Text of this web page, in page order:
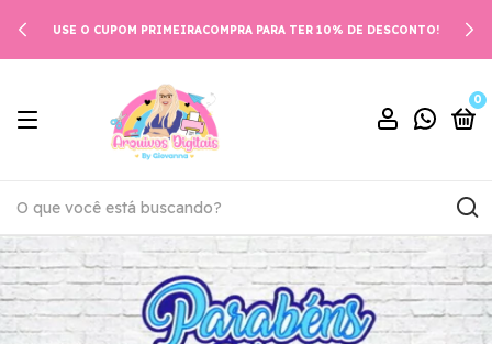
USE O CUPOM PRIMEIRACOMPRA PARA TER 10% DE DESCONTO!
0